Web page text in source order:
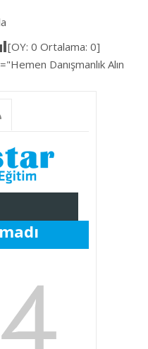
[OY: 0 Ortalama: 0]
Danışmanlık Alın